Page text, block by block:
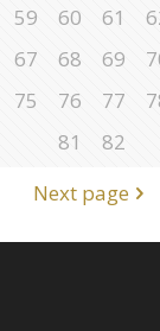
59 60 61
67 68 69
75 76 77
81
82
Next page